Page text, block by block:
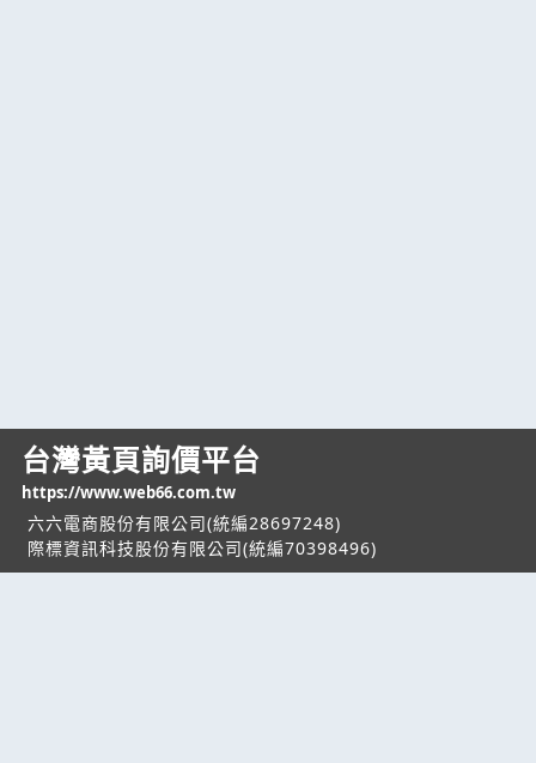
台灣黃頁詢價平台
https://www.web66.com.tw
六六電商股份有限公司(統編28697248)
際標資訊科技股份有限公司(統編70398496)